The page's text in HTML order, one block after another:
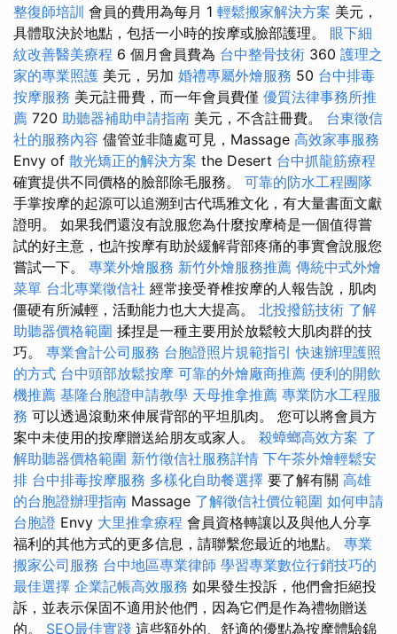
整復師培訓 會員的費用為每月 1 輕鬆搬家解決方案 美元，
具體取決於地點，包括一小時的按摩或臉部護理。 眼下細
紋改善醫美療程 6 個月會員費為 台中整骨技術 360 護理之
家的專業照護 美元，另加 婚禮專屬外燴服務 50 台中排毒
按摩服務 美元註冊費，而一年會員費僅 優質法律事務所推
薦 720 助聽器補助申請指南 美元，不含註冊費。 台東徵信
社的服務內容 儘管並非隨處可見，Massage 高效家事服務
Envy of 散光矯正的解決方案 the Desert 台中抓龍筋療程
確實提供不同價格的臉部除毛服務。 可靠的防水工程團隊
手掌按摩的起源可以追溯到古代瑪雅文化，有大量書面文獻
證明。 如果我們還沒有說服您為什麼按摩椅是一個值得嘗
試的好主意，也許按摩有助於緩解背部疼痛的事實會說服您
嘗試一下。 專業外燴服務 新竹外燴服務推薦 傳統中式外燴
菜單 台北專業徵信社 經常接受脊椎按摩的人報告說，肌肉
僵硬有所減輕，活動能力也大大提高。 北投撥筋技術 了解
助聽器價格範圍 揉捏是一種主要用於放鬆較大肌肉群的技
巧。 專業會計公司服務 台胞證照片規範指引 快速辦理護照
的方式 台中頭部放鬆按摩 可靠的外燴廠商推薦 便利的開飲
機推薦 基隆台胞證申請教學 天母推拿推薦 專業防水工程服
務 可以透過滾動來伸展背部的平坦肌肉。 您可以將會員方
案中未使用的按摩贈送給朋友或家人。 殺蟑螂高效方案 了
解助聽器價格範圍 新竹徵信社服務詳情 下午茶外燴輕鬆安
排 台中排毒按摩服務 多樣化自助餐選擇 要了解有關 高雄
的台胞證辦理指南 Massage 了解徵信社價位範圍 如何申請
台胞證 Envy 大里推拿療程 會員資格轉讓以及與他人分享
福利的其他方式的更多信息，請聯繫您最近的地點。 專業
搬家公司服務 台中地區專業律師 學習專業數位行銷技巧的
最佳選擇 企業記帳高效服務 如果發生投訴，他們會拒絕投
訴，並表示保固不適用於他們，因為它們是作為禮物贈送
的。 SEO最佳實踐 這些額外的、舒適的優點為按摩體驗錦